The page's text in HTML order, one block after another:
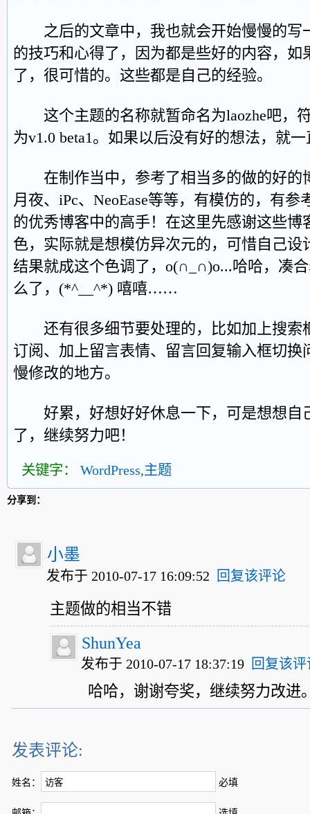
之后的文章中，我也就会开始慢慢的写
的技巧和心得了，因为都是些好的内容，如
了，很可惜的。这些都是自己的经验。
这个主题的名称就暂命名为laozhe吧，
为v1.0 beta1。如果以后没有好的想法，就
在制作当中，参考了相当多的做的好的
月夜、iPc、NeoEase等等，有模仿的，有
的优秀博客中的高手！在这里先感谢这些博
色，实际就是想模仿异次元的，可惜自己设
结果就成这个色调了，o(∩_∩)o...哈哈，凑
么了，(*^__^*) 嘻嘻……
还有很多细节要处理的，比如加上搜索
订阅、加上留言表情、留言回复输入框切换
慢修改的地方。
好累，好想好好休息一下，可是想想自
了，继续努力吧！
关键字： WordPress,主题
分享到：
小墨
发布于 2010-07-17 16:09:52 回复该评论
主题做的相当不错
ShunYea
发布于 2010-07-17 18:37:19 回复该评
哈哈，谢谢夸奖，继续努力改进
发表评论:
姓名： 必填